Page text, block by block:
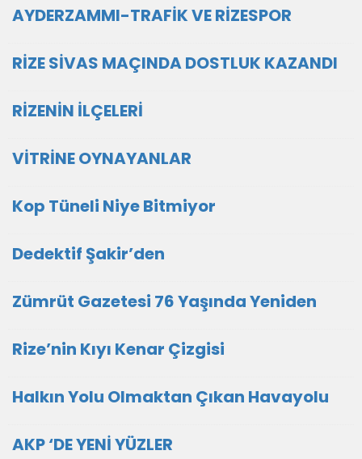
AYDERZAMMI-TRAFİK VE RİZESPOR
RİZE SİVAS MAÇINDA DOSTLUK KAZANDI
RİZENİN İLÇELERİ
VİTRİNE OYNAYANLAR
Kop Tüneli Niye Bitmiyor
Dedektif Şakir’den
Zümrüt Gazetesi 76 Yaşında Yeniden
Rize’nin Kıyı Kenar Çizgisi
Halkın Yolu Olmaktan Çıkan Havayolu
AKP ‘DE YENİ YÜZLER